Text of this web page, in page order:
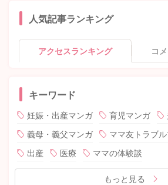
人気記事ランキング
アクセスランキング コ
キーワード
妊娠・出産マンガ 育児マンガ
義母・義父マンガ
ママ友トラブ
出産
医療 ママの体験談
もっと見る